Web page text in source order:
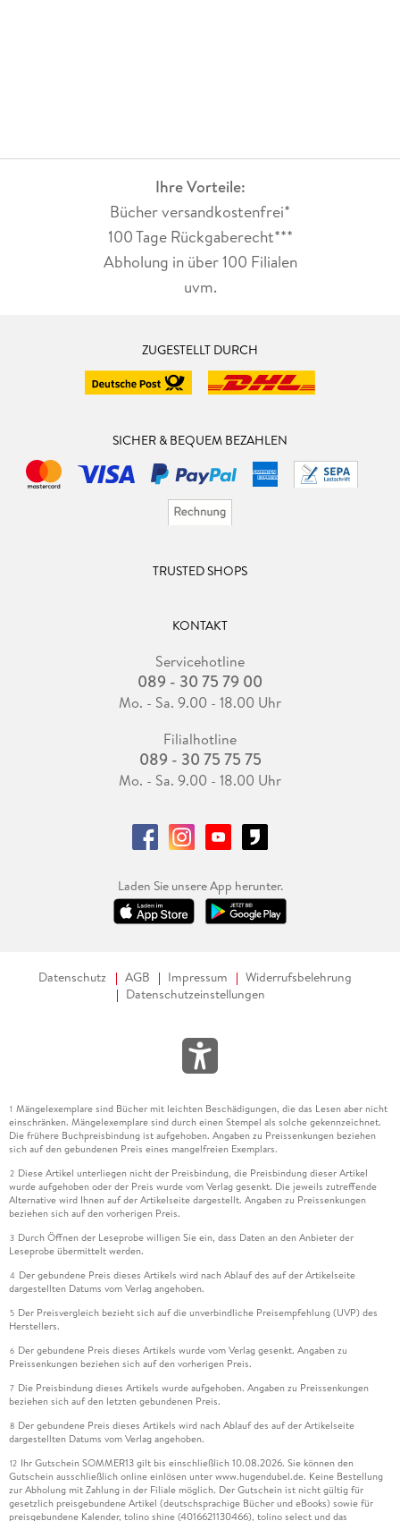
Ihre Vorteile:
Bücher versandkostenfrei*
100 Tage Rückgaberecht***
Abholung in über 100 Filialen
uvm.
ZUGESTELLT DURCH
SICHER & BEQUEM BEZAHLEN
TRUSTED SHOPS
KONTAKT
Servicehotline
089 - 30 75 79 00
Mo. - Sa. 9.00 - 18.00 Uhr
Filialhotline
089 - 30 75 75 75
Mo. - Sa. 9.00 - 18.00 Uhr
Laden Sie unsere App herunter.
Datenschutz AGB Impressum
Widerrufsbelehrung
Datenschutzeinstellungen
1 Mängelexemplare sind Bücher mit leichten Beschädigungen, die das Lesen aber nicht
einschränken. Mängelexemplare sind durch einen Stempel als solche gekennzeichnet.
Die frühere Buchpreisbindung ist aufgehoben. Angaben zu Preissenkungen beziehen
sich auf den gebundenen Preis eines mangelfreien Exemplars.
2 Diese Artikel unterliegen nicht der Preisbindung, die Preisbindung dieser Artikel
wurde aufgehoben oder der Preis wurde vom Verlag gesenkt. Die jeweils zutreffende
Alternative wird Ihnen auf der Artikelseite dargestellt. Angaben zu Preissenkungen
beziehen sich auf den vorherigen Preis.
3 Durch Öffnen der Leseprobe willigen Sie ein, dass Daten an den Anbieter der
Leseprobe übermittelt werden.
4 Der gebundene Preis dieses Artikels wird nach Ablauf des auf der Artikelseite
dargestellten Datums vom Verlag angehoben.
5 Der Preisvergleich bezieht sich auf die unverbindliche Preisempfehlung (UVP) des
Herstellers.
6 Der gebundene Preis dieses Artikels wurde vom Verlag gesenkt. Angaben zu
Preissenkungen beziehen sich auf den vorherigen Preis.
7 Die Preisbindung dieses Artikels wurde aufgehoben. Angaben zu Preissenkungen
beziehen sich auf den letzten gebundenen Preis.
8 Der gebundene Preis dieses Artikels wird nach Ablauf des auf der Artikelseite
dargestellten Datums vom Verlag angehoben.
12 Ihr Gutschein SOMMER13 gilt bis einschließlich 10.08.2026. Sie können den
Gutschein ausschließlich online einlösen unter www.hugendubel.de. Keine Bestellung
zur Abholung mit Zahlung in der Filiale möglich. Der Gutschein ist nicht gültig für
gesetzlich preisgebundene Artikel (deutschsprachige Bücher und eBooks) sowie für
preisgebundene Kalender, tolino shine (4016621130466), tolino select und das